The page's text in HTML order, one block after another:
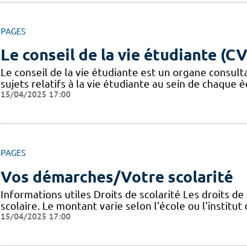
PAGES
Le conseil de la vie étudiante
Le conseil de la vie étudiante est un organe
sujets relatifs à la vie étudiante au sein de chaque
15/04/2025 17:00
PAGES
Vos démarches/Votre scolarité
Informations utiles Droits de scolarité Les droits
scolaire. Le montant varie selon l'école ou
15/04/2025 17:00